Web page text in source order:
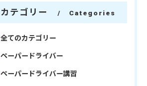
カテゴリー Categories
全てのカテゴリー
ペーパードライバー
ペーパードライバー講習